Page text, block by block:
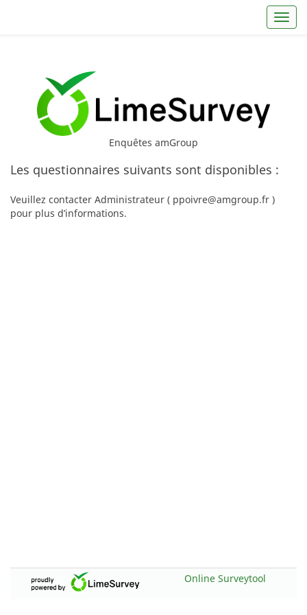
Enquêtes amGroup
Les questionnaires suivants sont disponibles :
Veuillez contacter Administrateur ( ppoivre@amgroup.fr )
pour plus d’informations.
Online Surveytool